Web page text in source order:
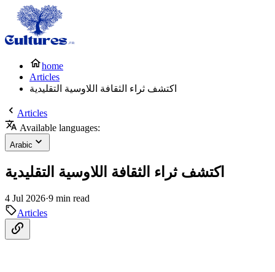
home
Articles
اكتشف ثراء الثقافة اللاوسية التقليدية
Articles
Available languages:
Arabic
اكتشف ثراء الثقافة اللاوسية التقليدية
4 Jul 2026·9 min read
Articles